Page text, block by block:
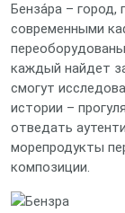
Бенза́ра –
современными
каждый найдет
смогут
истории –
отведать
морепродукты
композиции.